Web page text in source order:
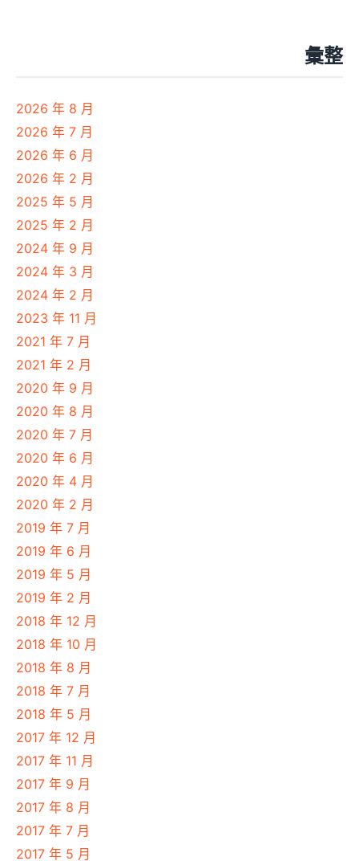
彙整
2026 年 8 月
2026 年 7 月
2026 年 6 月
2026 年 2 月
2025 年 5 月
2025 年 2 月
2024 年 9 月
2024 年 3 月
2024 年 2 月
2023 年 11 月
2021 年 7 月
2021 年 2 月
2020 年 9 月
2020 年 8 月
2020 年 7 月
2020 年 6 月
2020 年 4 月
2020 年 2 月
2019 年 7 月
2019 年 6 月
2019 年 5 月
2019 年 2 月
2018 年 12 月
2018 年 10 月
2018 年 8 月
2018 年 7 月
2018 年 5 月
2017 年 12 月
2017 年 11 月
2017 年 9 月
2017 年 8 月
2017 年 7 月
2017 年 5 月